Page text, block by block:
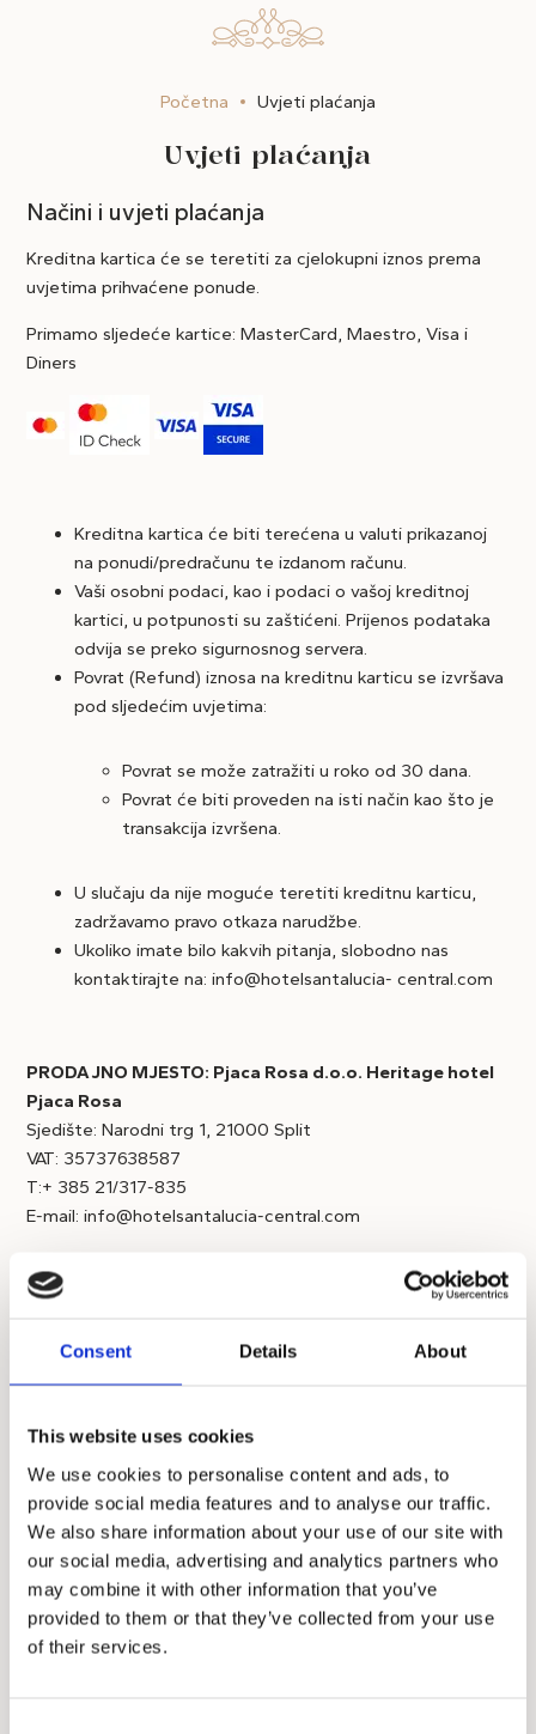
Consent Details About
This website uses cookies
We use cookies to personalise content and ads, to
provide social media features and to analyse our traffic.
We also share information about your use of our site with
our social media, advertising and analytics partners who
may combine it with other information that you’ve
provided to them or that they’ve collected from your use
of their services.
Početna Uvjeti plaćanja
Uvjeti plaćanja
Načini i uvjeti plaćanja
Kreditna kartica će se teretiti za cjelokupni iznos prema
uvjetima prihvaćene ponude.
Primamo sljedeće kartice: MasterCard, Maestro, Visa i
Diners
Kreditna kartica će biti terećena u valuti prikazanoj
na ponudi/predračunu te izdanom računu.
Vaši osobni podaci, kao i podaci o vašoj kreditnoj
kartici, u potpunosti su zaštićeni. Prijenos podataka
odvija se preko sigurnosnog servera.
Povrat (Refund) iznosa na kreditnu karticu se izvršava
pod sljedećim uvjetima:
Povrat se može zatražiti u roko od 30 dana.
Povrat će biti proveden na isti način kao što je
transakcija izvršena.
U slučaju da nije moguće teretiti kreditnu karticu,
zadržavamo pravo otkaza narudžbe.
Ukoliko imate bilo kakvih pitanja, slobodno nas
kontaktirajte na: info@hotelsantalucia- central.com
PRODAJNO MJESTO: Pjaca Rosa d.o.o. Heritage hotel
Pjaca Rosa
Sjedište: Narodni trg 1, 21000 Split
VAT: 35737638587
T:+ 385 21/317-835
E-mail: info@hotelsantalucia-central.com
možete vidjeti na https://www.hotelsantalucia-central.com
Izjava o zaštiti i prikupljanju osobnih
podataka i njihovom korištenju
Pjaca Rosa d.o.o., Heritage hotel Santa Lucia prikuplja
samo nužne, osnovne osobne podatke kupaca koji su
neophodni za ispunjenje poslovnih obveza. Prikupljeni osobni
podaci strogo se čuvaju, koriste se samo u svrhe za koje su
prikupljeni te je pristup istima omogućen samo ovlaštenim
zaposlenicima. Svi djelatnici Pjace Rose d.o.o., Heritage
hotel Santa Lucia i poslovni partneri odgovorni su za
poštivanje načela zaštite privatnosti.